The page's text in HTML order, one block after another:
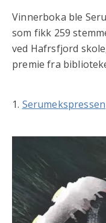
Vinnerboka ble
som fikk 259
ved Hafrsfjord
premie fra
1. Serumekspressen